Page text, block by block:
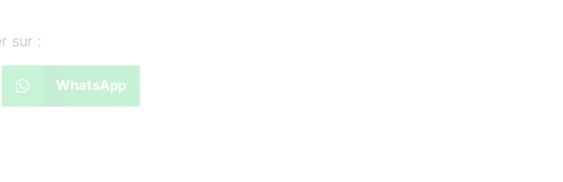
sur :
WhatsApp